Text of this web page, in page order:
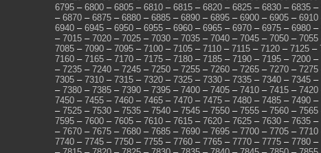
6795 – 6800 – 6805 – 6810 – 6815 – 6820 – 6825 – 6830 – 6835 –
– 6870 – 6875 – 6880 – 6885 – 6890 – 6895 – 6900 – 6905 – 6910
6940 – 6945 – 6950 – 6955 – 6960 – 6965 – 6970 – 6975 – 6980 –
– 7015 – 7020 – 7025 – 7030 – 7035 – 7040 – 7045 – 7050 – 7055
7085 – 7090 – 7095 – 7100 – 7105 – 7110 – 7115 – 7120 – 7125 –
7160 – 7165 – 7170 – 7175 – 7180 – 7185 – 7190 – 7195 – 7200 –
– 7235 – 7240 – 7245 – 7250 – 7255 – 7260 – 7265 – 7270 – 7275
7305 – 7310 – 7315 – 7320 – 7325 – 7330 – 7335 – 7340 – 7345 –
– 7380 – 7385 – 7390 – 7395 – 7400 – 7405 – 7410 – 7415 – 7420
7450 – 7455 – 7460 – 7465 – 7470 – 7475 – 7480 – 7485 – 7490 –
– 7525 – 7530 – 7535 – 7540 – 7545 – 7550 – 7555 – 7560 – 7565
7595 – 7600 – 7605 – 7610 – 7615 – 7620 – 7625 – 7630 – 7635 –
– 7670 – 7675 – 7680 – 7685 – 7690 – 7695 – 7700 – 7705 – 7710
7740 – 7745 – 7750 – 7755 – 7760 – 7765 – 7770 – 7775 – 7780 –